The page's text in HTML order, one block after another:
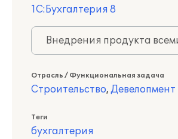
1С:Бухгалтерия 8
Внедрения продукта
Отрасль / Функциональная задача
Строительство, Девелопмент
Теги
бухгалтерия